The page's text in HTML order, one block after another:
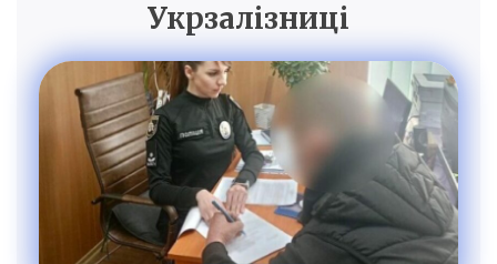
Укрзалізниці